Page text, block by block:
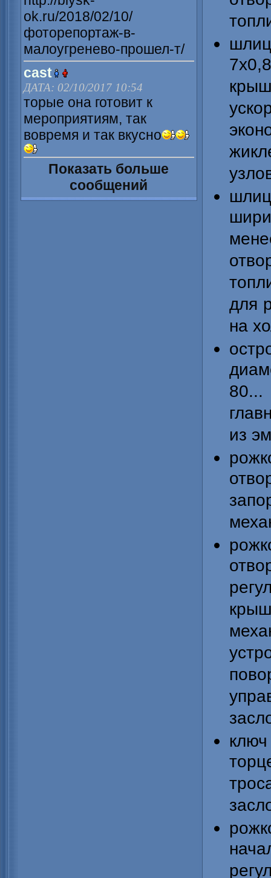
ok.ru/2018/02/10/
фоторепортаж-в-
малоугренево-прошел-т/
cast
ДАТА: 02/10/2017 10:54
торые она готовит к
мероприятиям, так
вовремя и так вкусно
Показать больше
сообщений
для
на
из